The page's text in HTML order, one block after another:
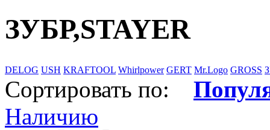
ЗУБР,STAYER
DELOG USH KRAFTOOL Whirlpower GERT Mr.Logo GROSS
Сортировать по:
Наличию